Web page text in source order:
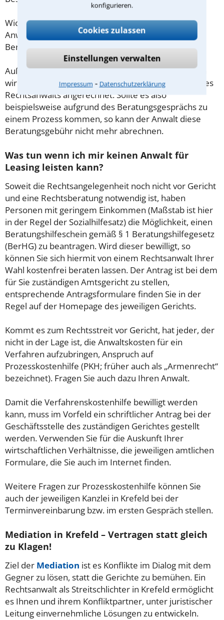
konfigurieren.
Cookies zulassen
Einstellungen verwalten
Impressum ⁃ Datenschutzerklärung
Wichtig daher: Klären Sie die Kostenfrage mit Ihrem
Anwalt aus Krefeld schon zu Beginn der ersten
Beratung.
Außerdem gut zu wissen: Gemäß § 34 Absatz 2 RVG
wird die Beratungsgebühr auf weitere Tätigkeiten des
Rechtsanwalts angerechnet. Sollte es also
beispielsweise aufgrund des Beratungsgesprächs zu
einem Prozess kommen, so kann der Anwalt diese
Beratungsgebühr nicht mehr abrechnen.
Was tun wenn ich mir keinen Anwalt für
Leasing leisten kann?
Soweit die Rechtsangelegenheit noch nicht vor Gericht
und eine Rechtsberatung notwendig ist, haben
Personen mit geringem Einkommen (Maßstab ist hier
in der Regel der Sozialhilfesatz) die Möglichkeit, einen
Beratungshilfeschein gemäß § 1 Beratungshilfegesetz
(BerHG) zu beantragen. Wird dieser bewilligt, so
können Sie sich hiermit von einem Rechtsanwalt Ihrer
Wahl kostenfrei beraten lassen. Der Antrag ist bei dem
für Sie zuständigen Amtsgericht zu stellen,
entsprechende Antragsformulare finden Sie in der
Regel auf der Homepage des jeweiligen Gerichts.
Kommt es zum Rechtsstreit vor Gericht, hat jeder, der
nicht in der Lage ist, die Anwaltskosten für ein
Verfahren aufzubringen, Anspruch auf
Prozesskostenhilfe (PKH; früher auch als „Armenrecht“
bezeichnet). Fragen Sie auch dazu Ihren Anwalt.
Damit die Verfahrenskostenhilfe bewilligt werden
kann, muss im Vorfeld ein schriftlicher Antrag bei der
Geschäftsstelle des zuständigen Gerichtes gestellt
werden. Verwenden Sie für die Auskunft Ihrer
wirtschaftlichen Verhältnisse, die jeweiligen amtlichen
Formulare, die Sie auch im Internet finden.
Weitere Fragen zur Prozesskostenhilfe können Sie
auch der jeweiligen Kanzlei in Krefeld bei der
Terminvereinbarung bzw. im ersten Gespräch stellen.
Mediation in Krefeld – Vertragen statt gleich
zu Klagen!
Ziel der Mediation ist es Konflikte im Dialog mit dem
Gegner zu lösen, statt die Gerichte zu bemühen. Ein
Rechtsanwalt als Streitschlichter in Krefeld ermöglicht
es Ihnen und ihrem Konfliktpartner, unter juristischer
Leitung einvernehmliche Lösungen zu entwickeln.